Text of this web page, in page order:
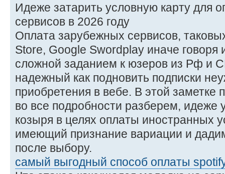
Идеже затарить условную карту для
сервисов в 2026 году
Оплата зарубежных сервисов,
Store, Google Swordplay иначе говоря
сложной заданием к юзеров из Рф и
надежный как подновить подписки
приобретения в вебе. В этой заметке
во все подробности разберем, идеже
козыря в целях оплаты иностранных
имеющий признание вариации и
после выбору.
самый выгодный способ оплаты